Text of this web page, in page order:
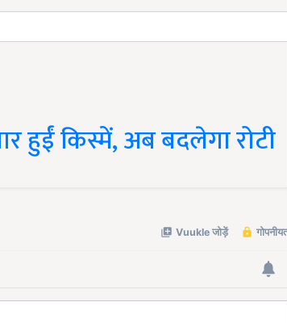
हुईं किस्में, अब बदलेगा रोटी